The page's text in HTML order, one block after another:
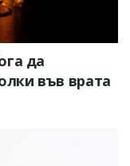
да
във врата